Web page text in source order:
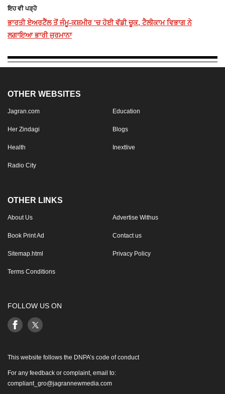
ਇਹ ਵੀ ਪੜ੍ਹੋ
ਭਾਰਤੀ ਏਅਰਟੈੱਲ ਤੋਂ ਜੰਮੂ-ਕਸ਼ਮੀਰ ’ਚ ਹੋਈ ਵੱਡੀ ਚੂਕ, ਟੈਲੀਕਾਮ ਵਿਭਾਗ ਨੇ
ਲਗਾਇਆ ਭਾਰੀ ਜੁਰਮਾਨਾ
OTHER WEBSITES
Jagran.com Education
Her Zindagi Blogs
Health Inextlive
Radio City
OTHER LINKS
About Us Advertise Withus
Book Print Ad Contact us
Sitemap.html Privacy Policy
Terms Conditions
FOLLOW US ON
This website follows the DNPA’s code of conduct
For any feedback or complaint, email to:
compliant_gro@jagrannewmedia.com